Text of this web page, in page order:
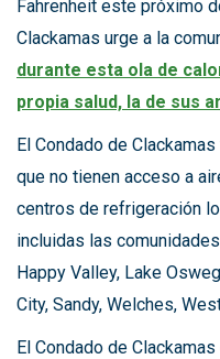
Fahrenheit este próximo
Clackamas urge a la
durante esta ola de
propia salud, la de sus
El Condado de
que no tienen acceso a
centros de refrigeración
incluidas las
Happy Valley, Lake
City, Sandy, Welches,
El Condado de